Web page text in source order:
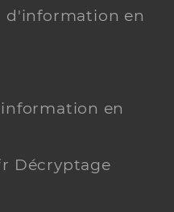
d'information en
en
Décryptage